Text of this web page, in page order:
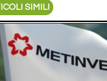
SIMILI